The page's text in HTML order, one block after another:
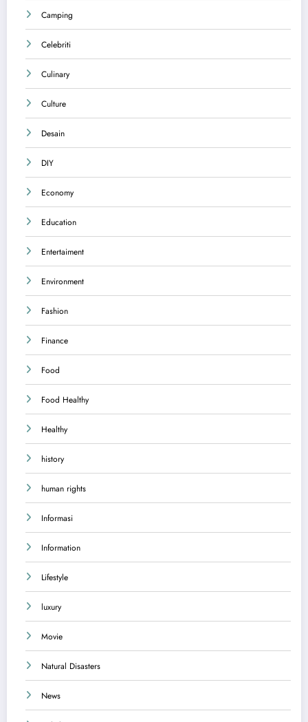
Camping
Celebriti
Culinary
Culture
Desain
DIY
Economy
Education
Entertaiment
Environment
Fashion
Finance
Food
Food Healthy
Healthy
history
human rights
Informasi
Information
Lifestyle
luxury
Movie
Natural Disasters
News